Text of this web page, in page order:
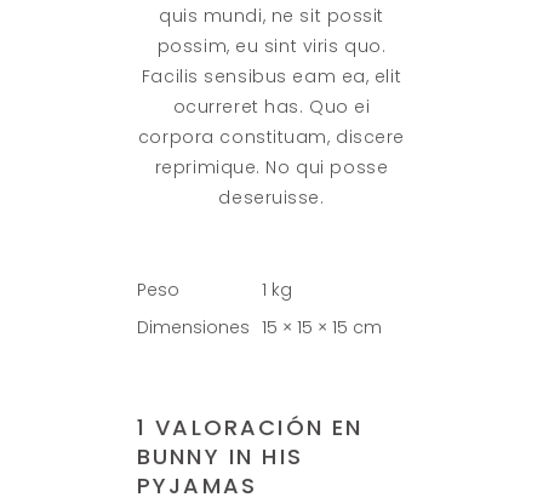
quis mundi, ne sit possit
possim, eu sint viris quo.
Facilis sensibus eam ea, elit
ocurreret has. Quo ei
corpora constituam, discere
reprimique. No qui posse
deseruisse.
Peso
1 kg
Dimensiones 15 × 15 × 15 cm
1 VALORACIÓN EN
BUNNY IN HIS
PYJAMAS